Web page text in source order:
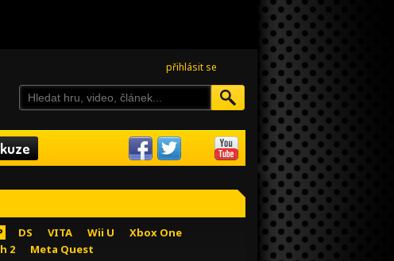
přihlásit se
DS VITA Wii U
Xbox One
2 Meta Quest